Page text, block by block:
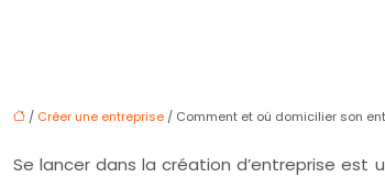
/ Créer une entreprise / Comment et où domicilier son
Se lancer dans la création d’entreprise